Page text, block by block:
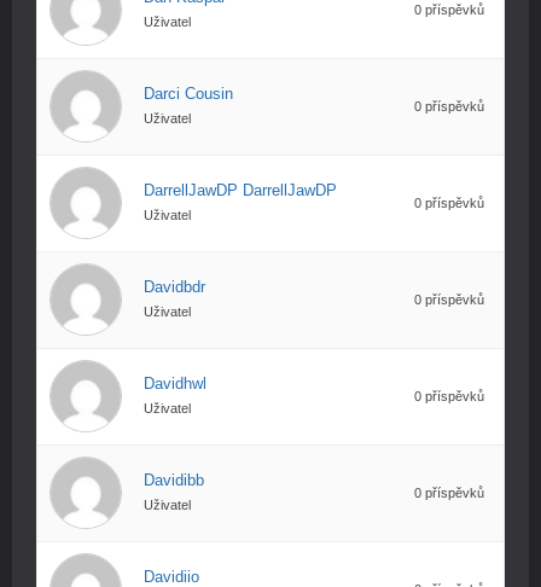
Uživatel
0 příspěvků
Darci Cousin
Uživatel
0 příspěvků
DarrellJawDP DarrellJawDP
Uživatel
0 příspěvků
Davidbdr
Uživatel
0 příspěvků
Davidhwl
Uživatel
0 příspěvků
Davidibb
Uživatel
0 příspěvků
Davidiio